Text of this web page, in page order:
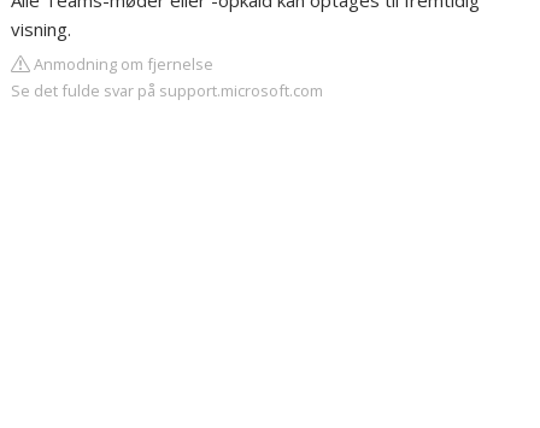
visning.
Anmodning om fjernelse
Se det fulde svar på support.microsoft.com